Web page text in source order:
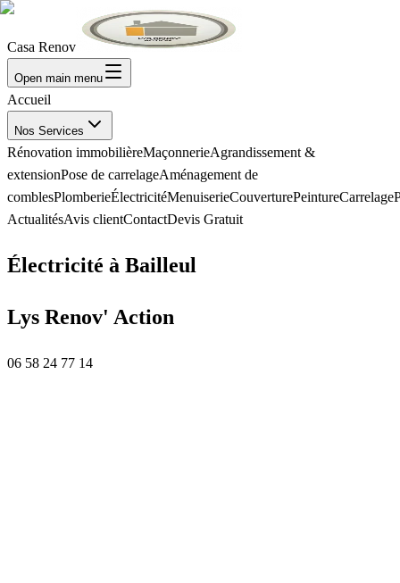
Casa Renov
Open main menu
Accueil
Nos Services
Rénovation immobilièreMaçonnerieAgrandissement &
extensionPose de carrelageAménagement de
comblesPlomberieÉlectricitéMenuiserieCouverturePeintureCarrelage
ActualitésAvis clientContactDevis Gratuit
Électricité à Bailleul
Lys Renov' Action
06 58 24 77 14